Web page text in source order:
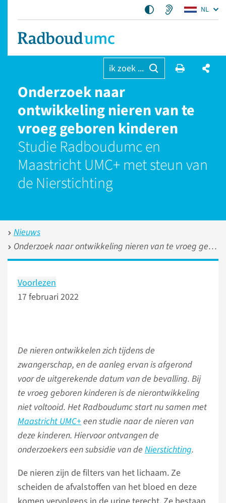
NL
ik zoek ...
Onderzoek naar
ontwikkeling nieren van te
vroeg geboren kinderen
Studie Radboudumc en
Maastricht UMC+ met steun van
de Nierstichting
Nieuws
Onderzoek naar ontwikkeling nieren van te vroeg geboren kinderen
Voorlezen
17 februari 2022
De nieren ontwikkelen zich tijdens de
zwangerschap, en de aanleg ervan is afgerond
voor de uitgerekende datum van de bevalling. Bij
te vroeg geboren kinderen is de nierontwikkeling
niet voltooid. Het Radboudumc start nu samen met
Maastricht UMC+een studie naar de nieren van
deze kinderen. Hiervoor ontvangen de
onderzoekers een subsidie van de Nierstichting.
De nieren zijn de filters van het lichaam. Ze
scheiden de afvalstoffen van het bloed en deze